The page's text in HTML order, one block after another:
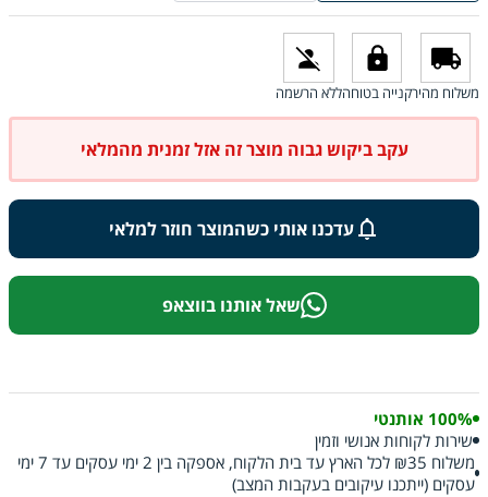
משלוח מהירקנייה בטוחהללא הרשמה
עקב ביקוש גבוה מוצר זה אזל זמנית מהמלאי
עדכנו אותי כשהמוצר חוזר למלאי
שאל אותנו בווצאפ
100% אותנטי
שירות לקוחות אנושי וזמין
משלוח ₪35 לכל הארץ עד בית הלקוח, אספקה בין 2 ימי עסקים עד 7 ימי
עסקים (ייתכנו עיקובים בעקבות המצב)